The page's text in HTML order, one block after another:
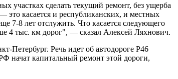
участках сделать текущий ремонт, без ущерба
касается и республиканских, и местных
7-8 лет отслужить. Что касается следующего
4 тыс. км дорог", — сказал Алексей Ляхнович.
Петербург. Речь идет об автодороге Р46
капитальный ремонт этой дороги,